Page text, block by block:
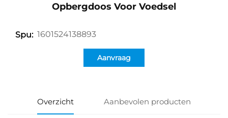
Opbergdoos Voor Voedsel
Spu: 1601524138893
Aanvraag
Overzicht Aanbevolen producten